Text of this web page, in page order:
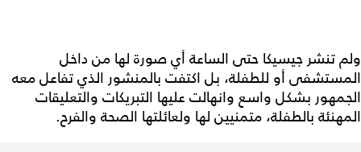
ولم تنشر جيسيكا حتى الساعة أي صورة لها من داخل
المستشفى أو للطفلة، بل اكتفت بالمنشور الذي تفاعل معه
الجمهور بشكل واسع وانهالت عليها التبريكات والتعليقات
المهنئة بالطفلة، متمنيين لها ولعائلتها الصحة والفرح.